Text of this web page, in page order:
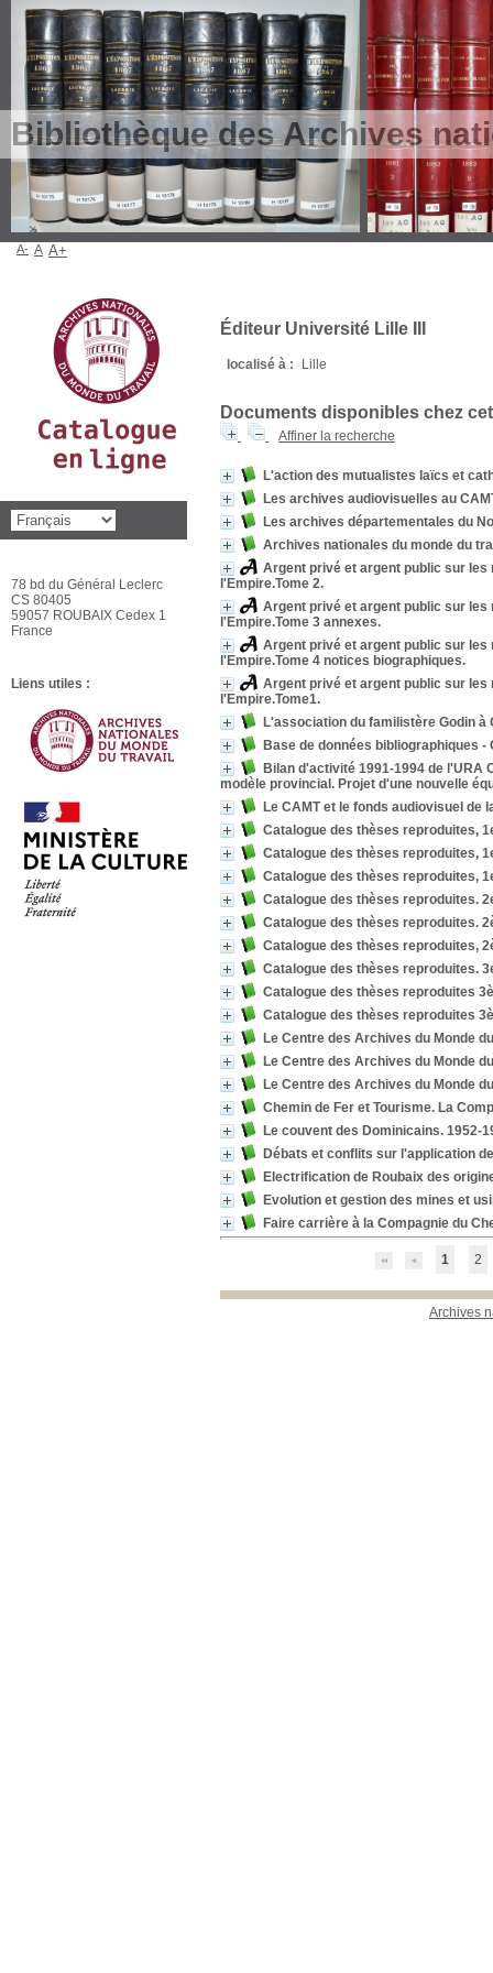
Bibliothèque des Archives
Éditeur Université Lille III
localisé à : Lille
Documents disponibles chez
Affiner la recherche
L'action des mutualistes laïcs et
Les archives audiovisuelles au
Les archives départementales du
Archives nationales du monde du
Argent privé et argent public sur les
l'Empire.Tome 2.
Argent privé et argent public sur les
l'Empire.Tome 3 annexes.
Argent privé et argent public sur les
l'Empire.Tome 4 notices biographiques.
Argent privé et argent public sur les
l'Empire.Tome1.
L'association du familistère Godin à
Base de données bibliographiques
Bilan d'activité 1991-1994 de l'URA
modèle provincial. Projet d'une nouvelle
Le CAMT et le fonds audiovisuel de
Catalogue des thèses reproduites,
Catalogue des thèses reproduites,
Catalogue des thèses reproduites,
Catalogue des thèses reproduites.
Catalogue des thèses reproduites.
Catalogue des thèses reproduites,
Catalogue des thèses reproduites.
Catalogue des thèses reproduites
Catalogue des thèses reproduites
Le Centre des Archives du Monde
Le Centre des Archives du Monde
Le Centre des Archives du Monde
Chemin de Fer et Tourisme. La
Le couvent des Dominicains. 1952-
Débats et conflits sur l'application
Electrification de Roubaix des
Evolution et gestion des mines et
Faire carrière à la Compagnie du
1 2
Archives
A- A A+
78 bd du Général Leclerc
CS 80405
59057 ROUBAIX Cedex 1
France
Liens utiles :